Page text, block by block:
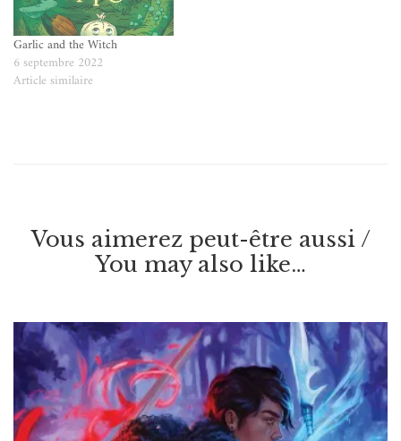
Garlic and the Witch
6 septembre 2022
Article similaire
Vous aimerez peut-être aussi /
You may also like…